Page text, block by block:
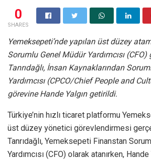
0
SHARES
Yemeksepeti’nde yapılan üst düzey
Sorumlu Genel Müdür Yardımcısı
Tanrıdağlı, İnsan Kaynaklarından
Yardımcısı (CPCO/Chief People and
görevine Hande Yalgın getirildi.
Türkiye’nin hızlı ticaret platformu
üst düzey yönetici görevlendirmesi
Tanrıdağlı, Yemeksepeti Finanstan
Yardımcısı (CFO) olarak atanırken,